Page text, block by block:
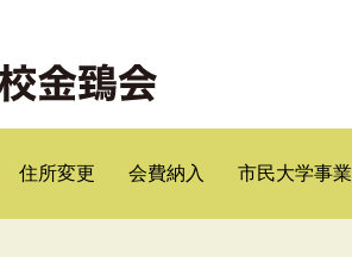
住所変更 会費納入 市民大学事業